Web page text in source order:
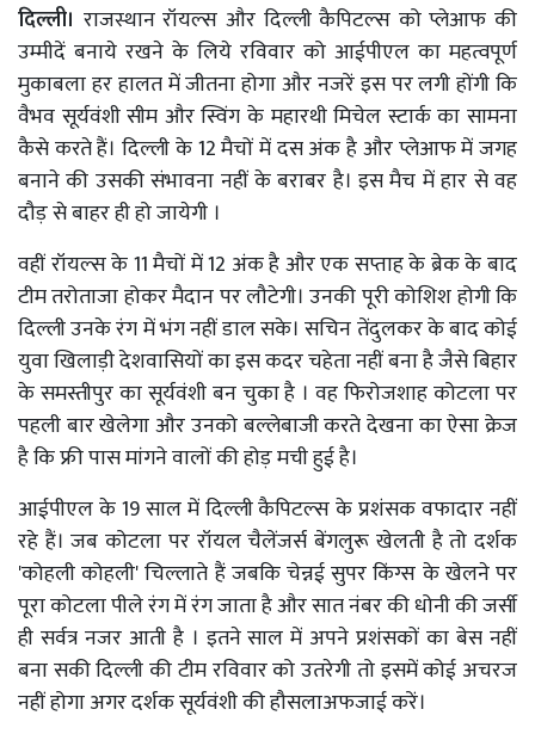
दिल्ली। राजस्थान रॉयल्स और दिल्ली कैपिटल्स को प्लेआफ की
उम्मीदें बनाये रखने के लिये रविवार को आईपीएल का महत्वपूर्ण
मुकाबला हर हालत में जीतना होगा और नजरें इस पर लगी होंगी कि
वैभव सूर्यवंशी सीम और स्विंग के महारथी मिचेल स्टार्क का सामना
कैसे करते हैं। दिल्ली के 12 मैचों में दस अंक है और प्लेआफ में जगह
बनाने की उसकी संभावना नहीं के बराबर है। इस मैच में हार से वह
दौड़ से बाहर ही हो जायेगी ।
वहीं रॉयल्स के 11 मैचों में 12 अंक है और एक सप्ताह के ब्रेक के बाद
टीम तरोताजा होकर मैदान पर लौटेगी। उनकी पूरी कोशिश होगी कि
दिल्ली उनके रंग में भंग नहीं डाल सके। सचिन तेंदुलकर के बाद कोई
युवा खिलाड़ी देशवासियों का इस कदर चहेता नहीं बना है जैसे बिहार
के समस्तीपुर का सूर्यवंशी बन चुका है । वह फिरोजशाह कोटला पर
पहली बार खेलेगा और उनको बल्लेबाजी करते देखना का ऐसा क्रेज
है कि फ्री पास मांगने वालों की होड़ मची हुई है।
आईपीएल के 19 साल में दिल्ली कैपिटल्स के प्रशंसक वफादार नहीं
रहे हैं। जब कोटला पर रॉयल चैलेंजर्स बेंगलुरू खेलती है तो दर्शक
'कोहली कोहली' चिल्लाते हैं जबकि चेन्नई सुपर किंग्स के खेलने पर
पूरा कोटला पीले रंग में रंग जाता है और सात नंबर की धोनी की जर्सी
ही सर्वत्र नजर आती है । इतने साल में अपने प्रशंसकों का बेस नहीं
बना सकी दिल्ली की टीम रविवार को उतरेगी तो इसमें कोई अचरज
नहीं होगा अगर दर्शक सूर्यवंशी की हौसलाअफजाई करें।